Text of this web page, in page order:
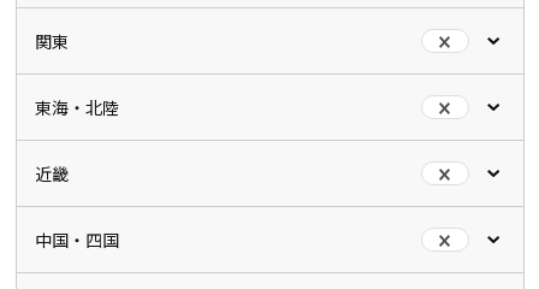
関東
東海・北陸
近畿
中国・四国